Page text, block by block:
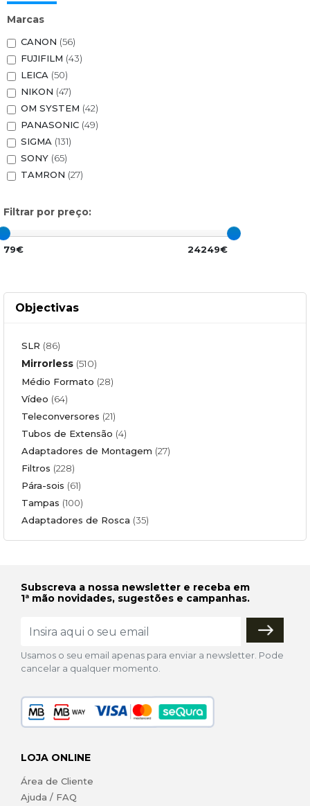
Marcas
CANON (56)
FUJIFILM (43)
LEICA (50)
NIKON (47)
OM SYSTEM (42)
PANASONIC (49)
SIGMA (131)
SONY (65)
TAMRON (27)
Filtrar por preço:
79€ 24249€
Objectivas
SLR (86)
Mirrorless (510)
Médio Formato (28)
Vídeo (64)
Teleconversores (21)
Tubos de Extensão (4)
Adaptadores de Montagem (27)
Filtros (228)
Pára-sois (61)
Tampas (100)
Adaptadores de Rosca (35)
Subscreva a nossa newsletter e receba em
1ª mão novidades, sugestões e campanhas.
Usamos o seu email apenas para enviar a newsletter. Pode
cancelar a qualquer momento.
LOJA ONLINE
Área de Cliente
Ajuda / FAQ